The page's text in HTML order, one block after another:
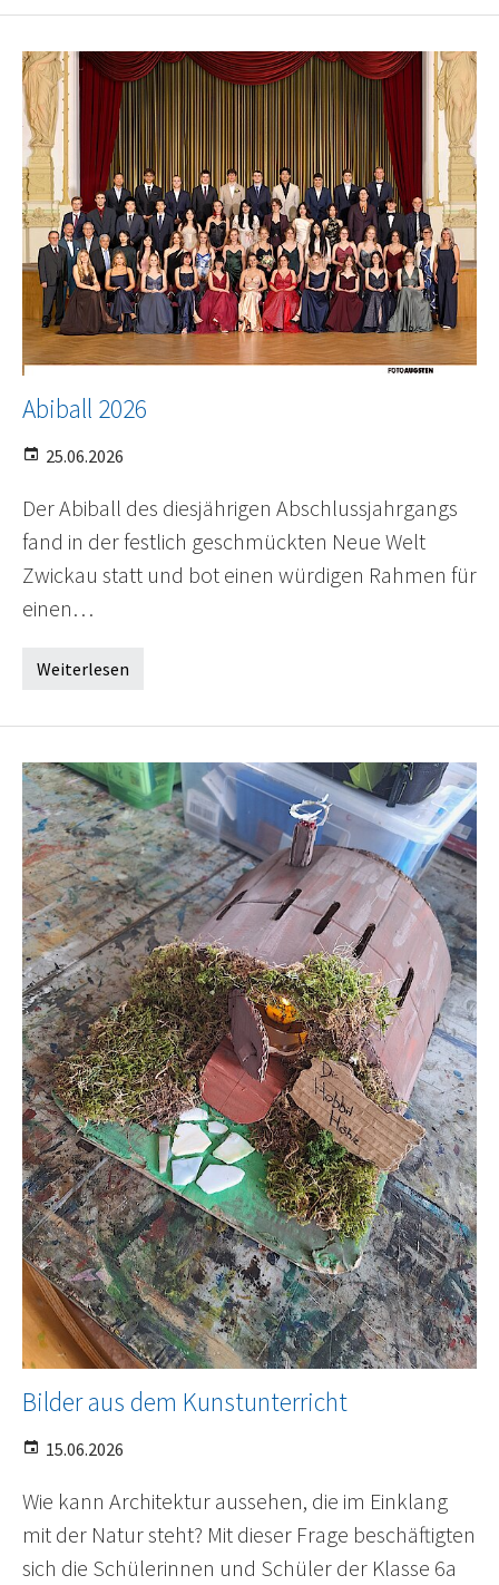
Abiball 2026
25.06.2026
Der Abiball des diesjährigen Abschlussjahrgangs
fand in der festlich geschmückten Neue Welt
Zwickau statt und bot einen würdigen Rahmen für
einen…
Weiterlesen
Bilder aus dem Kunstunterricht
15.06.2026
Wie kann Architektur aussehen, die im Einklang
mit der Natur steht? Mit dieser Frage beschäftigten
sich die Schülerinnen und Schüler der Klasse 6a